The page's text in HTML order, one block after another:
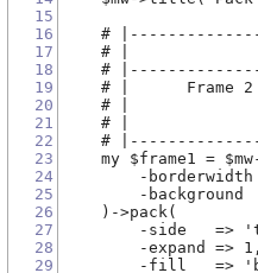
15
16
17
18
19
20
21
22
23
24
25
26
27
28
29
#
# |
#
# |      Frame
# |
# |
#
my $frame1 =
-borderwidth
-background
    )->pack(
-side   =>
-expand =>
-fill   =>